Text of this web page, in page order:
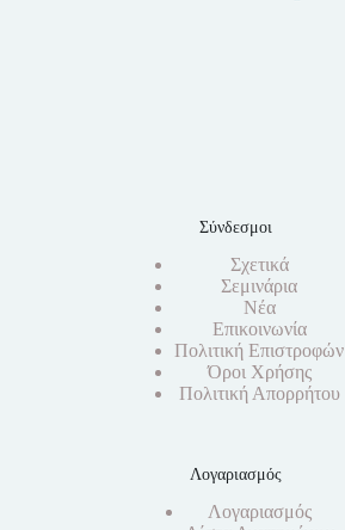
Σύνδεσμοι
Σχετικά
Σεμινάρια
Νέα
Επικοινωνία
Πολιτική Επιστροφών
Όροι Χρήσης
Πολιτική Απορρήτου
Λογαριασμός
Λογαριασμός